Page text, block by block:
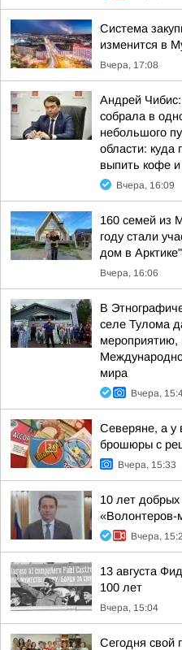
Система
изменится в
Вчера, 17:08
Андрей
собрала в
небольшого
области: куда
выпить кофе и
Вчера, 16:09
160 семей из
году стали
дом в Арктике"
Вчера, 16:06
В
селе Тулома
мероприятию,
мира
Вчера,
Северяне, а у
брошюры с
Вчера, 15:33
10 лет
«Волонтеров-
Вчера,
13 августа
100 лет
Вчера, 15:04
Сегодня свой